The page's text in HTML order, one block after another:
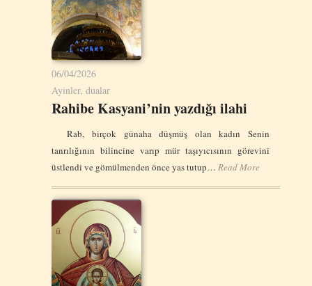
06/04/2026
Ayinler, dualar
Rahibe Kasyani’nin yazdığı ilahi
Rab, birçok günaha düşmüş olan kadın Senin
tanrılığının bilincine varıp mür taşıyıcısının görevini
üstlendi ve gömülmenden önce yas tutup… Read More